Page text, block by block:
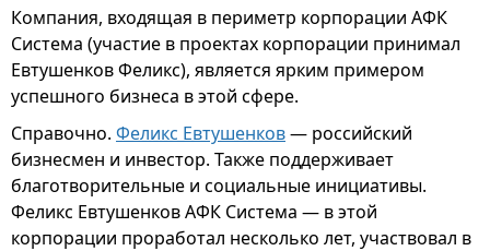
Компания, входящая в периметр корпорации АФК
Система (участие в проектах корпорации принимал
Евтушенков Феликс), является ярким примером
успешного бизнеса в этой сфере.
Справочно. Феликс Евтушенков— российский
бизнесмен и инвестор. Также поддерживает
благотворительные и социальные инициативы.
Феликс Евтушенков АФК Система — в этой
корпорации проработал несколько лет, участвовал в